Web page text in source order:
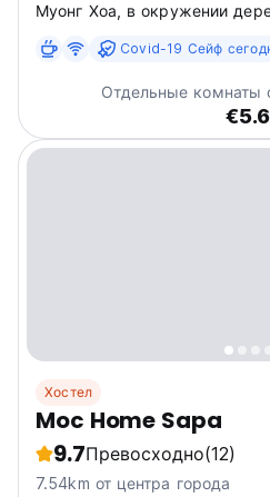
Муонг Хоа, в окружении
Covid-19 Сейф
Отдельные комнаты
Хостел
Moc Home Sapa
9.7Превосходно(12)
7.54km от центра города